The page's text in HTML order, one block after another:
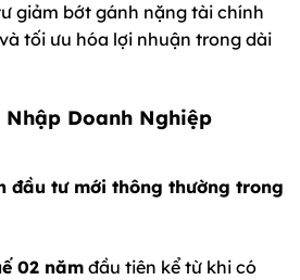
giảm bớt gánh nặng tài chính
tối ưu hóa lợi nhuận trong dài
Doanh Nghiệp
đầu tư mới thông thường trong
02 nămđầu tiên kể từ khi có